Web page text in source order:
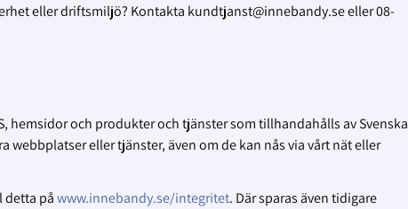
eller driftsmiljö? Kontakta kundtjanst@innebandy.se eller 08-
hemsidor och produkter och tjänster som tillhandahålls av Svenska
webbplatser eller tjänster, även om de kan nås via vårt nät eller
detta påwww.innebandy.se/integritet. Där sparas även tidigare